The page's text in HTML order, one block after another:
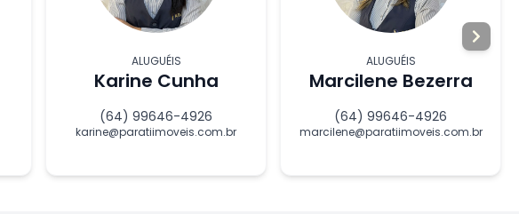
ALUGUÉIS
Karine Cunha
(64) 99646-4926
karine@paratiimoveis.com.br
ALUGUÉIS
Marcilene Bezerra
(64) 99646-4926
marcilene@paratiimoveis.com.br